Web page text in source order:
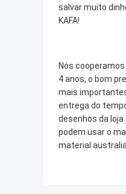
salvar muito
KAFA!
Nós cooperamos
4 anos, o bom
mais
entrega do
desenhos da
podem usar o
material